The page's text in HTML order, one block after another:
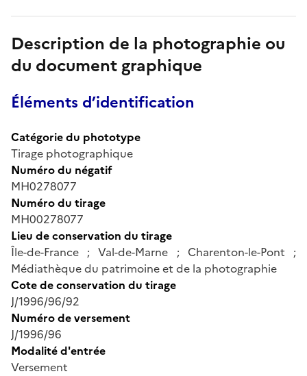
Description de la photographie ou
du document graphique
Éléments d’identification
Catégorie du phototype
Tirage photographique
Numéro du négatif
MH0278077
Numéro du tirage
MH00278077
Lieu de conservation du tirage
Île-de-France ; Val-de-Marne ; Charenton-le-Pont ;
Médiathèque du patrimoine et de la photographie
Cote de conservation du tirage
J/1996/96/92
Numéro de versement
J/1996/96
Modalité d'entrée
Versement